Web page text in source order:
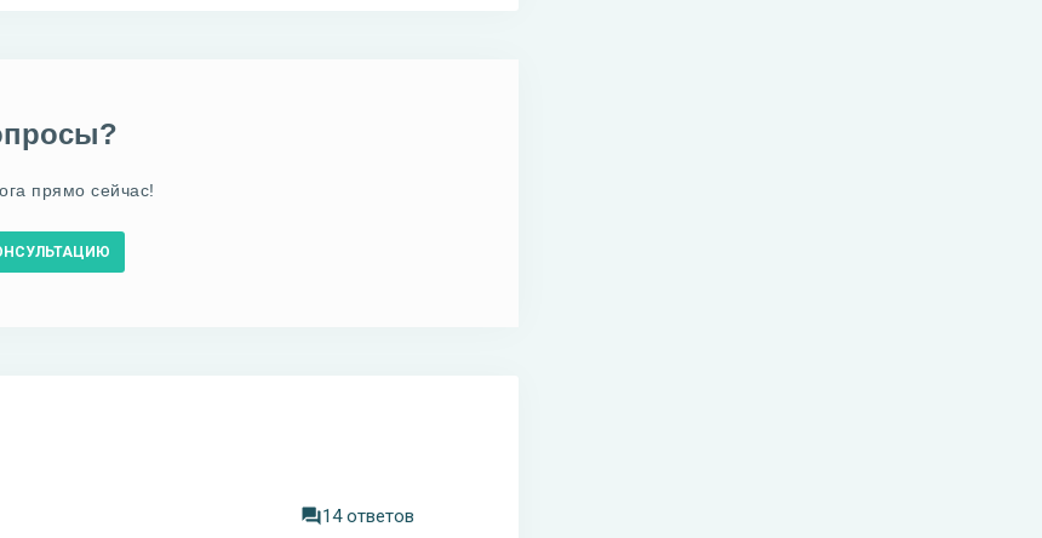
прямо сейчас!
14 ответов